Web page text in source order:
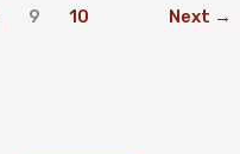
9 10 Next →